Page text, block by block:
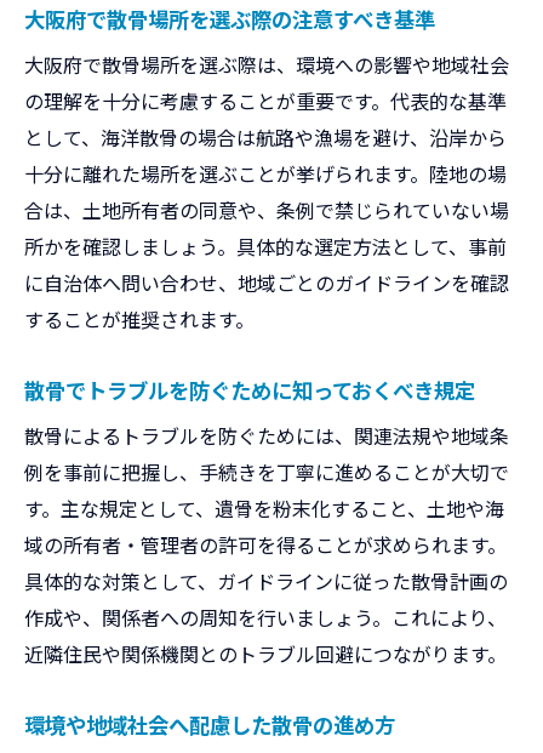
決め
遺骨の粉骨や前処理のポイントを解説
散骨当日の流れと準備すべき持ち物
トラブル防止のための周囲への配慮方法
散骨後の必要な書類や証明書の保管方法
トラブルを避けるための散骨マナー徹底解説
大阪府で散骨する際のマナーと注意点
近隣住民や他利用者への配慮の仕方
ゴミや遺骨の取り扱いに関するマナー
故人や家族への敬意を忘れないための工夫
散骨後の報告や周囲への説明のポイント
家族の同意を得る散骨の進め方ガイド
家族全員の理解と同意を得るための工夫
散骨について丁寧に説明するコツと注意点
家族間で意見が分かれた時の対応方法
家族の想いを尊重した散骨の進め方
大阪府で散骨場所を選ぶ際の注意すべき基準
大阪府で散骨場所を選ぶ際は、環境への影響や地域社会
の理解を十分に考慮することが重要です。代表的な基準
として、海洋散骨の場合は航路や漁場を避け、沿岸から
十分に離れた場所を選ぶことが挙げられます。陸地の場
合は、土地所有者の同意や、条例で禁じられていない場
所かを確認しましょう。具体的な選定方法として、事前
に自治体へ問い合わせ、地域ごとのガイドラインを確認
することが推奨されます。
散骨でトラブルを防ぐために知っておくべき規定
散骨によるトラブルを防ぐためには、関連法規や地域条
例を事前に把握し、手続きを丁寧に進めることが大切で
す。主な規定として、遺骨を粉末化すること、土地や海
域の所有者・管理者の許可を得ることが求められます。
具体的な対策として、ガイドラインに従った散骨計画の
作成や、関係者への周知を行いましょう。これにより、
近隣住民や関係機関とのトラブル回避につながります。
環境や地域社会へ配慮した散骨の進め方